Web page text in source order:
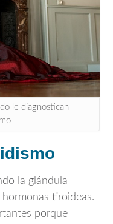
le diagnostican
la glándula
tiroideas.
porque